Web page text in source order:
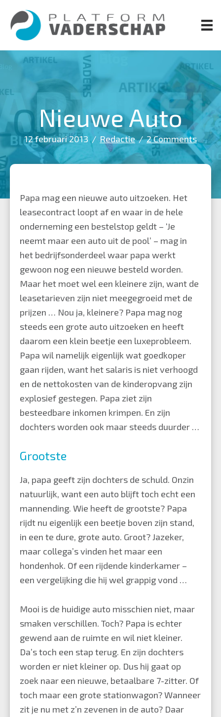
naar
hoofd
Nieuwe Auto
12 februari 2013 / Redactie/2 Comments
Papa mag een nieuwe auto uitzoeken. Het
leasecontract loopt af en waar in de hele
onderneming een bestelstop geldt – ‘Je
neemt maar een auto uit de pool’ – mag in
het bedrijfsonderdeel waar papa werkt
gewoon nog een nieuwe besteld worden.
Maar het moet wel een kleinere zijn, want de
leasetarieven zijn niet meegegroeid met de
prijzen … Nou ja, kleinere? Papa mag nog
steeds een grote auto uitzoeken en heeft
daarom een klein beetje een luxeprobleem.
Papa wil namelijk eigenlijk wat goedkoper
gaan rijden, want het salaris is niet verhoogd
en de nettokosten van de kinderopvang zijn
explosief gestegen. Papa ziet zijn
besteedbare inkomen krimpen. En zijn
dochters worden ook maar steeds duurder …
Grootste
Ja, papa geeft zijn dochters de schuld. Onzin
natuurlijk, want een auto blijft toch echt een
mannending. Wie heeft de grootste? Papa
rijdt nu eigenlijk een beetje boven zijn stand,
in een te dure, grote auto. Groot? Jazeker,
maar collega’s vinden het maar een
hondenhok. Of een rijdende kinderkamer –
een vergelijking die hij wel grappig vond …
Mooi is de huidige auto misschien niet, maar
smaken verschillen. Toch? Papa is echter
gewend aan de ruimte en wil niet kleiner.
Da’s toch een stap terug. En zijn dochters
worden er niet kleiner op. Dus hij gaat op
zoek naar een nieuwe, betaalbare 7-zitter. Of
toch maar een grote stationwagon? Wanneer
zit je nu met z’n zevenen in de auto? Daar